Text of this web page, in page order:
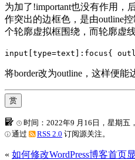
为加了!important也没有作用，
作突出的边框色，是由outline
个轮廓虚拟框围绕，而轮廓虚线
input[type=text]:focus{
将border改为outline，这样便能
赏
时间：2022年9 月16日，星期五
通过
RSS 2.0 订阅源关注。
« 如何修改WordPress博客首页